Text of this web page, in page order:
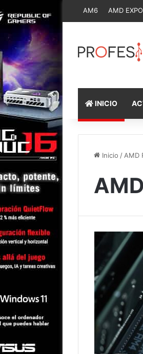
AM6 AMD EXPO
INICIO
Inicio / AMD